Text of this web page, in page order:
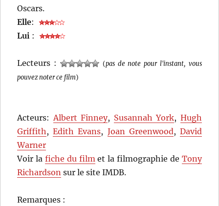
Oscars.
Elle:
Lui :
Lecteurs : (pas de note pour l'instant, vous
pouvez noter ce film)
Acteurs: Albert Finney, Susannah York, Hugh
Griffith ,Edith Evans, Joan Greenwood, David
Warner
Voir la fiche du film et la filmographie de Tony
Richardson sur le site IMDB.
Remarques :